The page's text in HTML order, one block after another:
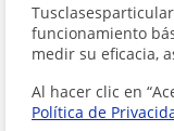
funcionamiento
medir su eficacia,
Al hacer clic en
Política de